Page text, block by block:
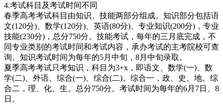
4.考试科目及考试时间不同
春季高考考试科目由知识、技能两部分组成。知识部分包括语
文(120分)、数学(120分)、英语(80分)、专业知识(200分)，专业
技能(230分)，总分750分。技能考试，每年的三月底完成，不
同专业类别的考试时间和考试内容，承办考试的主考院校可查
询。知识考试时间为每年的5月中旬，8月中旬录取。
夏季高考考试只考知识，科目为3+x，即语文、数学(一)、数
学(二)、外语、综合(一)、综合(二)。综合一，政、史、地。综
合二，理、化、生。总分750分。考试时间为每年的6月7日、8
日。